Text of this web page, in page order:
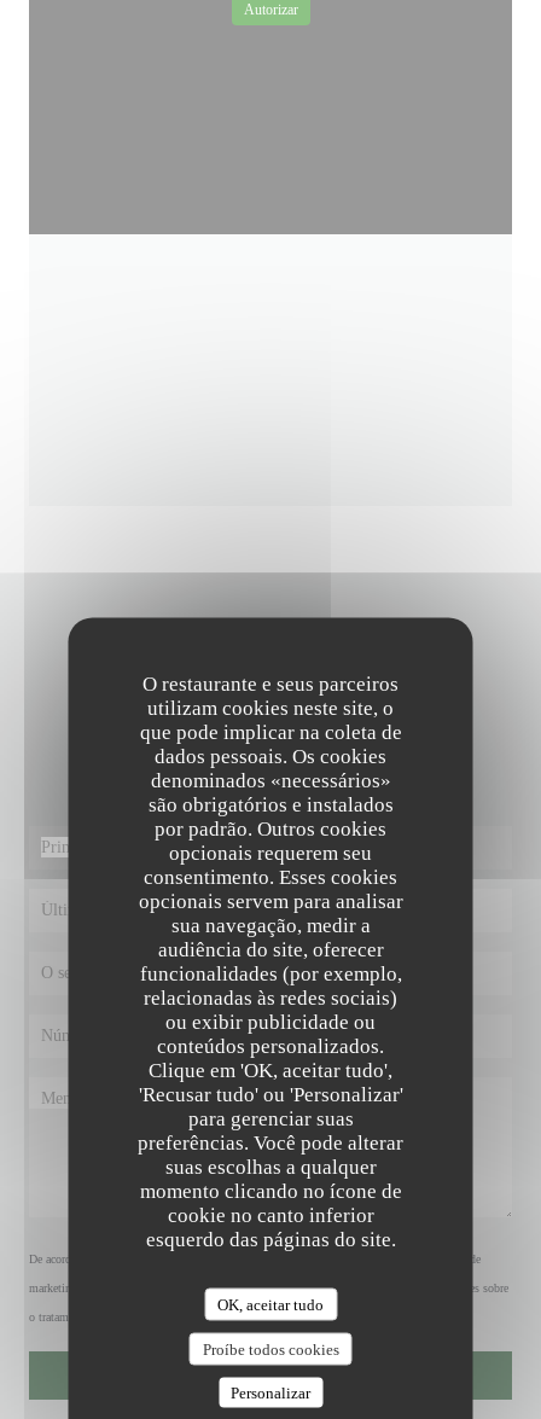
O restaurante e seus parceiros
utilizam cookies neste site, o
que pode implicar na coleta de
dados pessoais. Os cookies
denominados «necessários»
são obrigatórios e instalados
por padrão. Outros cookies
opcionais requerem seu
consentimento. Esses cookies
opcionais servem para analisar
sua navegação, medir a
audiência do site, oferecer
funcionalidades (por exemplo,
relacionadas às redes sociais)
ou exibir publicidade ou
conteúdos personalizados.
Clique em 'OK, aceitar tudo',
'Recusar tudo' ou 'Personalizar'
para gerenciar suas
preferências. Você pode alterar
suas escolhas a qualquer
momento clicando no ícone de
cookie no canto inferior
esquerdo das páginas do site.
OK, aceitar tudo
Proíbe todos cookies
Personalizar
Autorizar
Deseja contactar-nos ?
Preencha o formulário abaixo!
De acordo com a legislação de proteção de dados, tem o direito de se opor a comunicações de
marketing. Pode registar-se na Lista Robinson através derobinson.pt . Para mais informações sobre
o tratamento dos seus dados, consulte a nossapolítica de privacidade